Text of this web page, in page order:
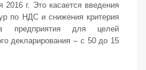
г. Это касается введения
по НДС и снижения критерия
предприятия для целей
декларирования – с 50 до 15